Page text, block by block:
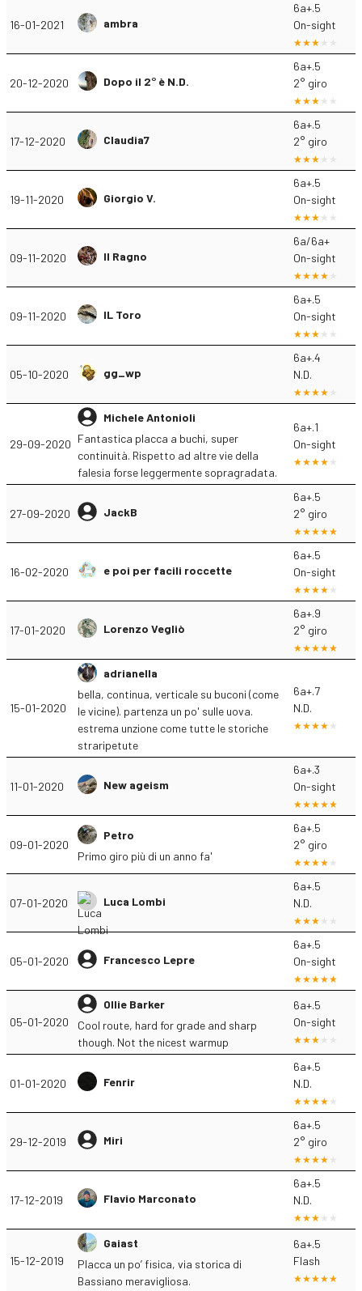
16-01-2021 ambra
6a+.5
On-sight
20-12-2020 Dopo il 2° è N.D.
6a+.5
2° giro
17-12-2020 Claudia7
6a+.5
2° giro
19-11-2020 Giorgio V.
6a+.5
On-sight
09-11-2020 Il Ragno
6a/6a+
On-sight
09-11-2020 IL Toro
6a+.5
On-sight
05-10-2020 gg_wp
6a+.4
N.D.
29-09-2020
Michele Antonioli
Fantastica placca a buchi, super
continuità. Rispetto ad altre vie della
falesia forse leggermente sopragradata.
6a+.1
On-sight
27-09-2020 JackB
6a+.5
2° giro
16-02-2020 e poi per facili roccette
6a+.5
On-sight
17-01-2020 Lorenzo Vegliò
6a+.9
2° giro
15-01-2020
adrianella
bella, continua, verticale su buconi (come
le vicine). partenza un po' sulle uova.
estrema unzione come tutte le storiche
straripetute
6a+.7
N.D.
11-01-2020 New ageism
6a+.3
On-sight
09-01-2020
Petro
Primo giro più di un anno fa'
6a+.5
2° giro
07-01-2020 Luca Lombi
6a+.5
N.D.
05-01-2020 Francesco Lepre
6a+.5
On-sight
05-01-2020
Ollie Barker
Cool route, hard for grade and sharp
though. Not the nicest warmup
6a+.5
On-sight
01-01-2020 Fenrir
6a+.5
N.D.
29-12-2019 Miri
6a+.5
2° giro
17-12-2019 Flavio Marconato
6a+.5
N.D.
15-12-2019
Gaiast
Placca un po’ fisica, via storica di
Bassiano meravigliosa.
6a+.5
Flash